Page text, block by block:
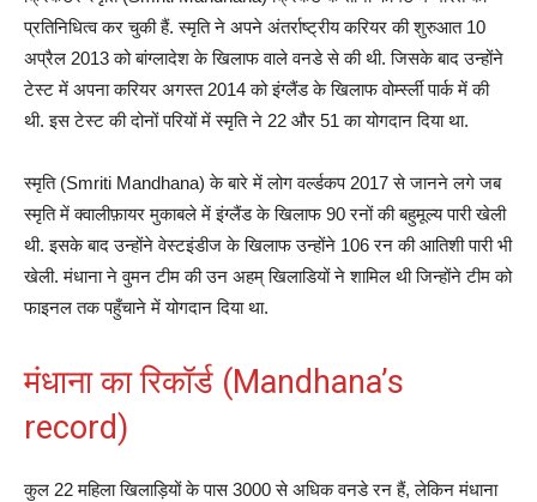
प्रतिनिधित्व कर चुकी हैं. स्मृति ने अपने अंतर्राष्ट्रीय करियर की शुरुआत 10
अप्रैल 2013 को बांग्लादेश के खिलाफ वाले वनडे से की थी. जिसके बाद उन्होंने
टेस्ट में अपना करियर अगस्त 2014 को इंग्लैंड के खिलाफ वोर्म्स्ली पार्क में की
थी. इस टेस्ट की दोनों परियों में स्मृति ने 22 और 51 का योगदान दिया था.
स्मृति (Smriti Mandhana) के बारे में लोग वर्ल्डकप 2017 से जानने लगे जब
स्मृति में क्वालीफ़ायर मुकाबले में इंग्लैंड के खिलाफ 90 रनों की बहुमूल्य पारी खेली
थी. इसके बाद उन्होंने वेस्टइंडीज के खिलाफ उन्होंने 106 रन की आतिशी पारी भी
खेली. मंधाना ने वुमन टीम की उन अहम् खिलाडियों ने शामिल थी जिन्होंने टीम को
फाइनल तक पहुँचाने में योगदान दिया था.
मंधाना का रिकॉर्ड (Mandhana’s
record)
कुल 22 महिला खिलाड़ियों के पास 3000 से अधिक वनडे रन हैं, लेकिन मंधाना